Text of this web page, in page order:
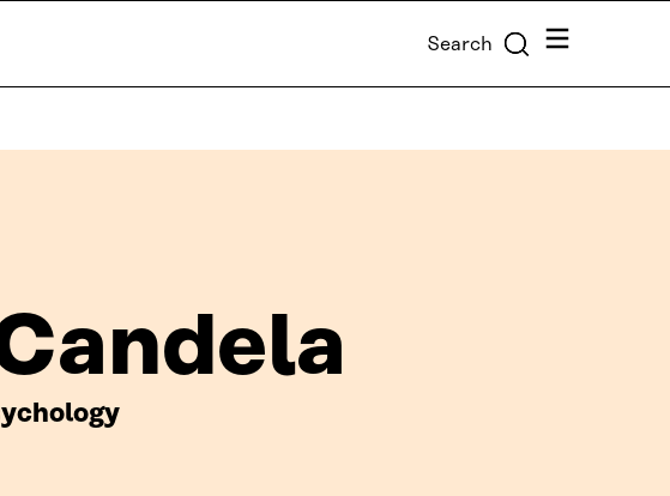
Search Menu